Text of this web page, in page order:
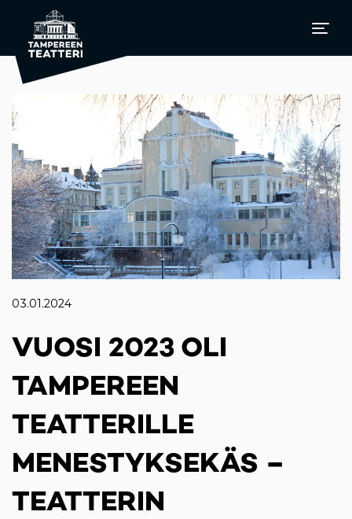
03.01.2024
VUOSI 2023 OLI
TAMPEREEN
TEATTERILLE
MENESTYKSEKÄS –
TEATTERIN